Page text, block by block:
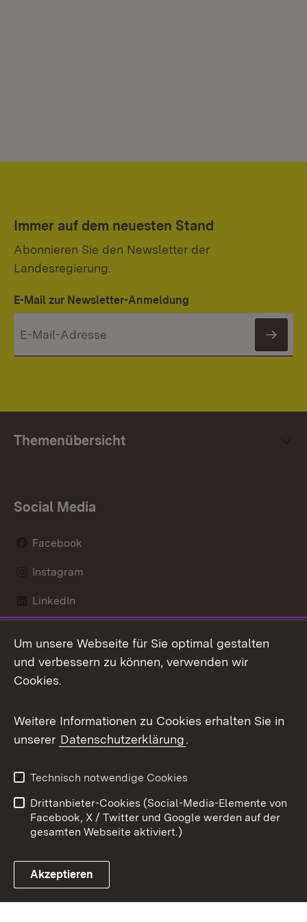
Immer auf dem neuesten Stand
Abonnieren Sie den Newsletter der
Landesregierung.
E-Mail zur Newsletter-Anmeldung
Themenübersicht
Social Media
Facebook
Instagram
LinkedIn
X / Twitter
Youtube
Link zum Landesportal
Kontakt
Datenschutz
Barrierefreiheit
Impressum
Cookies
Um unsere Webseite für Sie optimal gestalten
und verbessern zu können, verwenden wir
Cookies.
Weitere Informationen zu Cookies erhalten Sie in
unserer Datenschutzerklärung.
Technisch notwendige Cookies
Drittanbieter-Cookies (Social-Media-Elemente von
Facebook, X / Twitter und Google werden auf der
gesamten Webseite aktiviert.)
Akzeptieren